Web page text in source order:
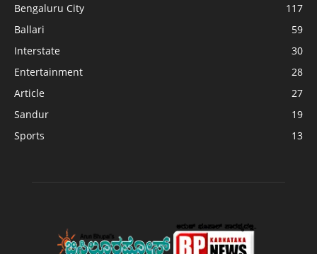
Bengaluru City
117
Ballari
59
Interstate
30
Entertainment
28
Article
27
Sandur
19
Sports
13